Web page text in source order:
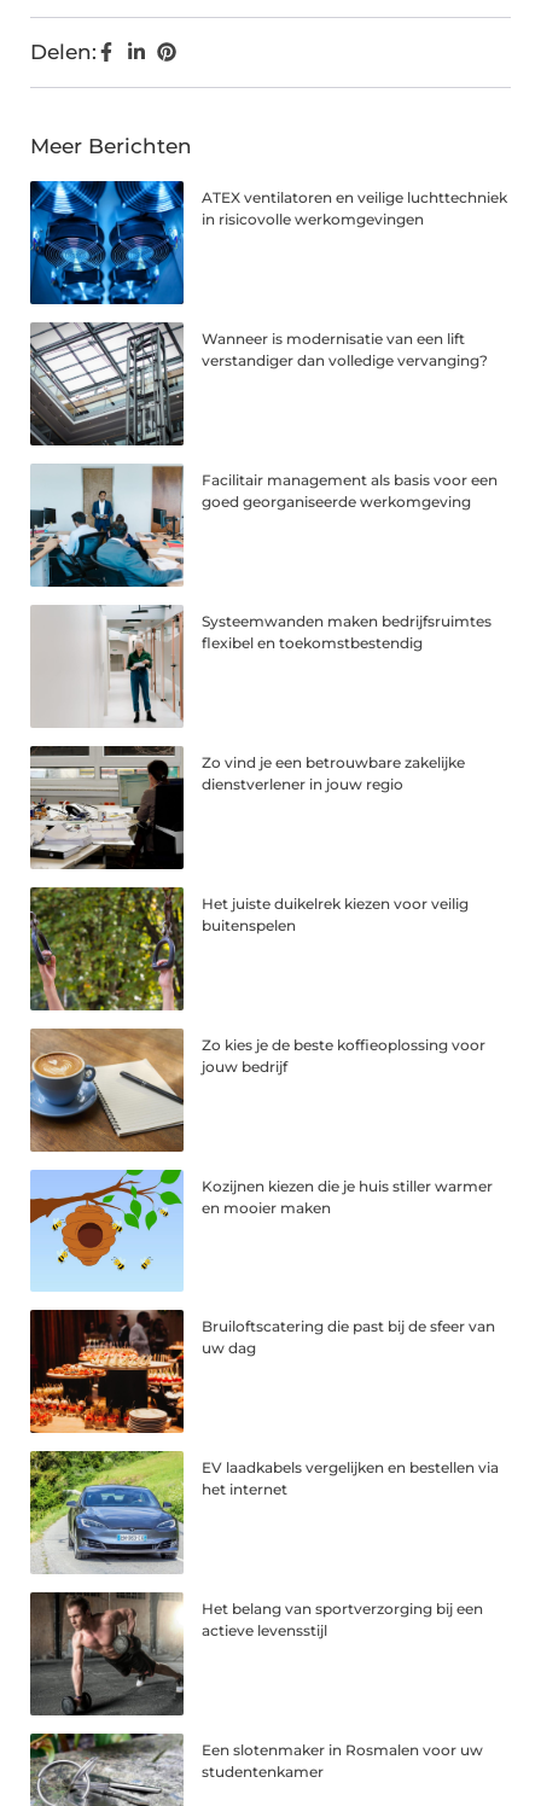
Delen:
Meer Berichten
ATEX ventilatoren en veilige luchttechniek
in risicovolle werkomgevingen
Wanneer is modernisatie van een lift
verstandiger dan volledige vervanging?
Facilitair management als basis voor een
goed georganiseerde werkomgeving
Systeemwanden maken bedrijfsruimtes
flexibel en toekomstbestendig
Zo vind je een betrouwbare zakelijke
dienstverlener in jouw regio
Het juiste duikelrek kiezen voor veilig
buitenspelen
Zo kies je de beste koffieoplossing voor
jouw bedrijf
Kozijnen kiezen die je huis stiller warmer
en mooier maken
Bruiloftscatering die past bij de sfeer van
uw dag
EV laadkabels vergelijken en bestellen via
het internet
Het belang van sportverzorging bij een
actieve levensstijl
Een slotenmaker in Rosmalen voor uw
studentenkamer